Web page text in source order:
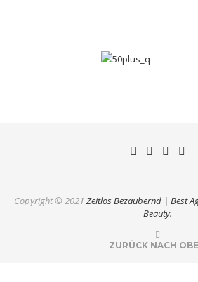
Copyright © 2021 Zeitlos Bezaubernd | Best
Beauty.
ZURÜCK NACH